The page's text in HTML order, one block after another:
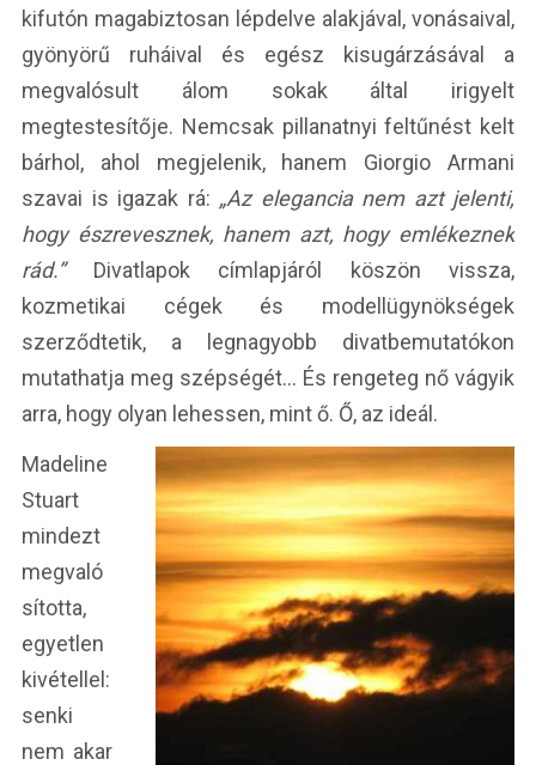
kifutón magabiztosan lépdelve alakjával, vonásaival,
gyönyörű ruháival és egész kisugárzásával a
megvalósult álom sokak által irigyelt
megtestesítője. Nemcsak pillanatnyi feltűnést kelt
bárhol, ahol megjelenik, hanem Giorgio Armani
szavai is igazak rá: „Az elegancia nem azt jelenti,
hogy észrevesznek, hanem azt, hogy emlékeznek
rád.” Divatlapok címlapjáról köszön vissza,
kozmetikai cégek és modellügynökségek
szerződtetik, a legnagyobb divatbemutatókon
mutathatja meg szépségét… És rengeteg nő vágyik
arra, hogy olyan lehessen, mint ő. Ő, az ideál.
Madeline
Stuart
mindezt
megvaló
sította,
egyetlen
kivétellel:
senki
nem akar